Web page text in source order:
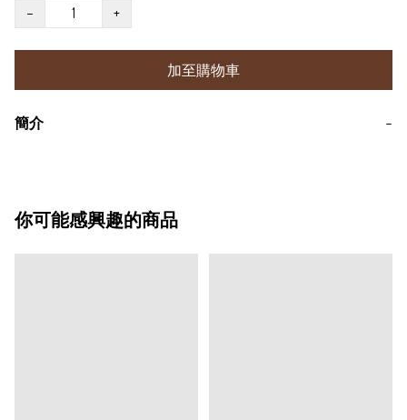
−
+
加至購物車
簡介 −
你可能感興趣的商品